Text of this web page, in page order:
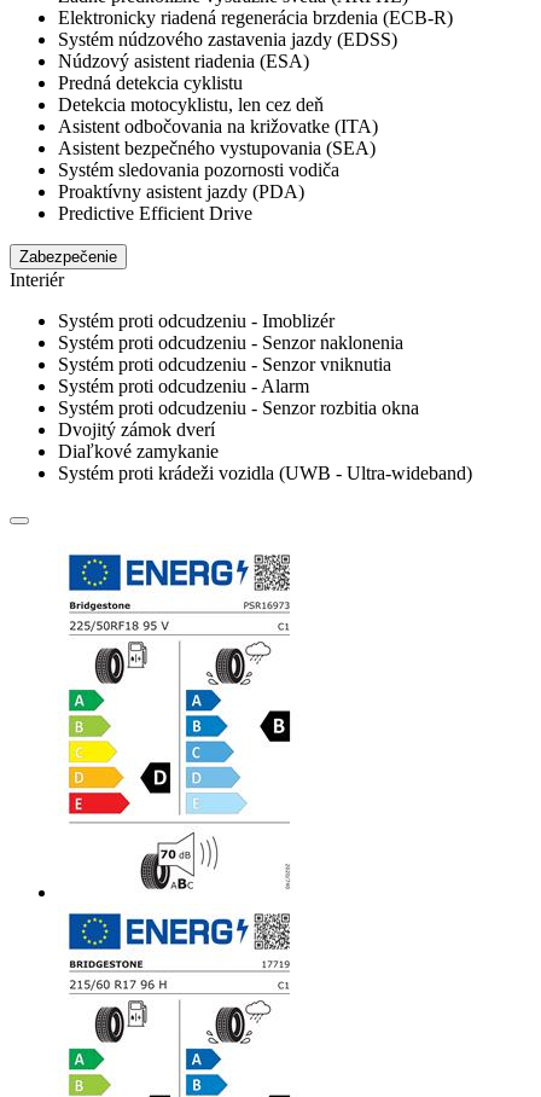
Elektronicky riadená regenerácia brzdenia (ECB-R)
Systém núdzového zastavenia jazdy (EDSS)
Núdzový asistent riadenia (ESA)
Predná detekcia cyklistu
Detekcia motocyklistu, len cez deň
Asistent odbočovania na križovatke (ITA)
Asistent bezpečného vystupovania (SEA)
Systém sledovania pozornosti vodiča
Proaktívny asistent jazdy (PDA)
Predictive Efficient Drive
Zabezpečenie
Interiér
Systém proti odcudzeniu - Imoblizér
Systém proti odcudzeniu - Senzor naklonenia
Systém proti odcudzeniu - Senzor vniknutia
Systém proti odcudzeniu - Alarm
Systém proti odcudzeniu - Senzor rozbitia okna
Dvojitý zámok dverí
Diaľkové zamykanie
Systém proti krádeži vozidla (UWB - Ultra-wideband)